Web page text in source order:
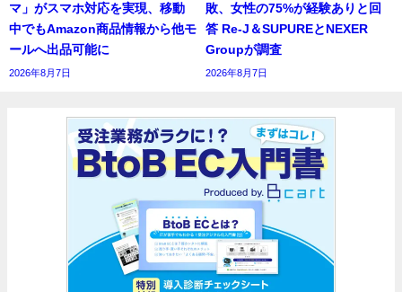
マ」がスマホ対応を実現、移動
中でもAmazon商品情報から他モ
ールへ出品可能に
2026年8月7日
敗、女性の75%が経験ありと回
答 Re-J＆SUPUREとNEXER
Groupが調査
2026年8月7日